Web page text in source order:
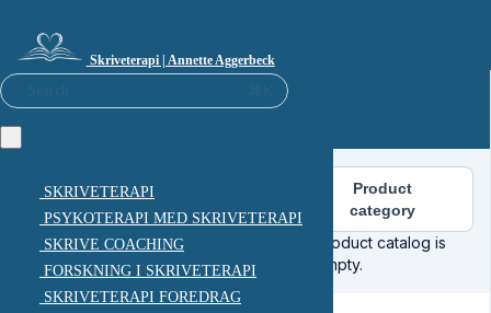
Skriveterapi | Annette Aggerbeck
SKRIVETERAPI
PSYKOTERAPI MED SKRIVETERAPI
SKRIVE COACHING
FORSKNING I SKRIVETERAPI
SKRIVETERAPI FOREDRAG
Product
category
Product catalog is
empty.